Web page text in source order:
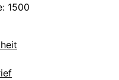
1500